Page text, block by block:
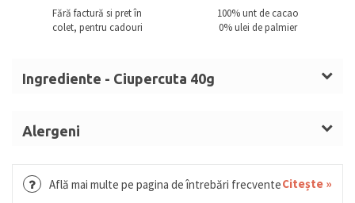
Fără factură si pret în
colet, pentru cadouri
100% unt de cacao
0% ulei de palmier
Ingrediente - Ciupercuta 40g
cacao,LAPTE
extract de boia de ardei. Poate conține urme de
SOIA. Ciocolata culapte conține substanțe solide
Alergeni
Află mai multe pe pagina de întrebări frecventeCitește »